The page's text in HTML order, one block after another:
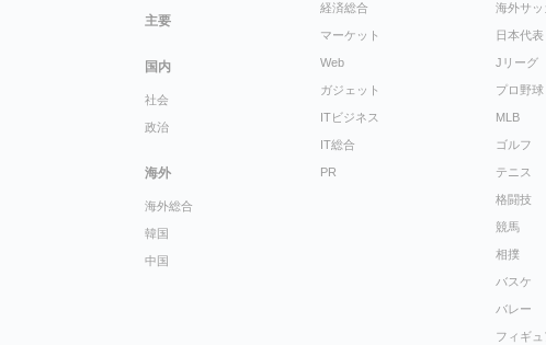
主要
国内
社会
政治
海外
海外総合
韓国
中国
経済総合
マーケット
Web
ガジェット
ITビジネス
IT総合
PR
海外サッ
日本代表
Jリーグ
プロ野球
MLB
ゴルフ
テニス
格闘技
競馬
相撲
バスケ
バレー
フィギュ